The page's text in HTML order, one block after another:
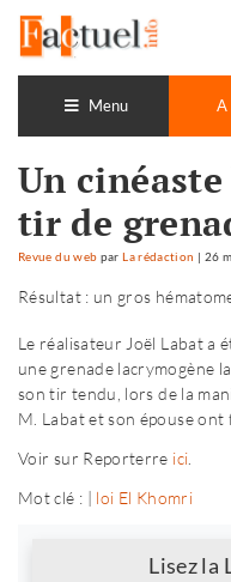
contenu
Menu A
Un
tir de
Revue du web parLa rédaction | 26
Résultat : un gros
Le réalisateur Joël Labat a
une grenade lacrymogène
son tir tendu, lors de la
M. Labat et son épouse ont
Voir sur Reporterre ici
Mot clé : | loi El Khomri
Lisez la